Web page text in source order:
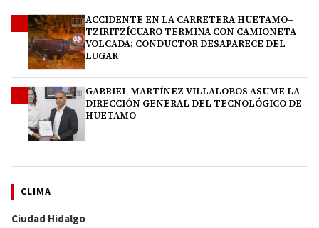
ACCIDENTE EN LA CARRETERA HUETAMO–
TZIRITZÍCUARO TERMINA CON CAMIONETA
VOLCADA; CONDUCTOR DESAPARECE DEL
LUGAR
GABRIEL MARTÍNEZ VILLALOBOS ASUME LA
DIRECCIÓN GENERAL DEL TECNOLÓGICO DE
HUETAMO
CLIMA
Ciudad Hidalgo